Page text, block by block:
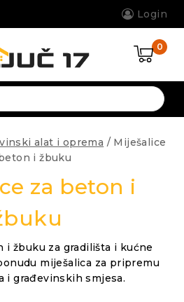
Login
0
alat i oprema / Miješalice
i žbuku
za beton i
i žbuku za gradilišta i kućne
miješalica za pripremu
i građevinskih smjesa.